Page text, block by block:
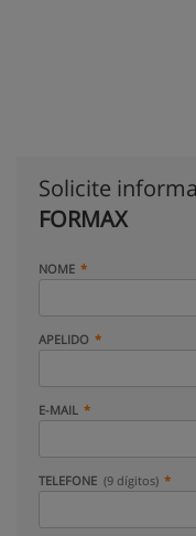
Solicite
FORMAX
NOME
APELIDO
E-MAIL
TELEFONE (9 dígitos)